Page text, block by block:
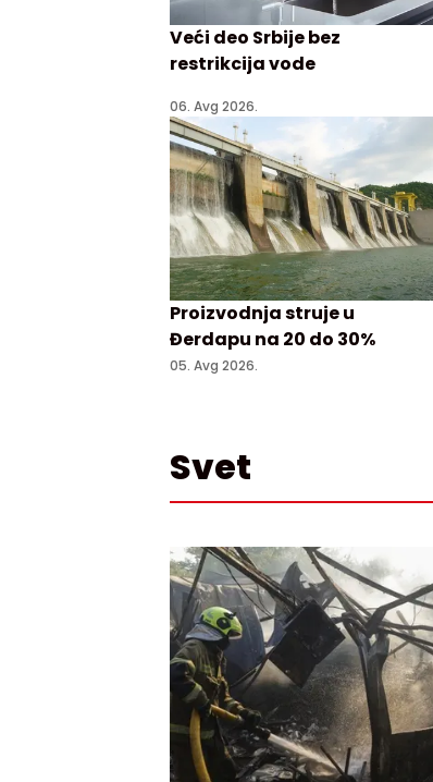
Veći deo Srbije bez
restrikcija vode
06. Avg 2026.
Proizvodnja struje u
Đerdapu na 20 do 30%
05. Avg 2026.
Svet